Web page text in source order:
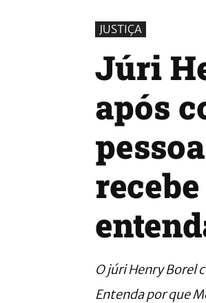
JUSTIÇA
Júri
após
O júri Henry Borel
Entenda por que